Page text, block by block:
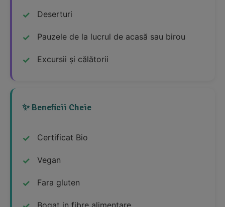
Deserturi
Pauzele de la lucrul de acasă sau birou
Excursii și călătorii
✨ Beneficii Cheie
Certificat Bio
Vegan
Fara gluten